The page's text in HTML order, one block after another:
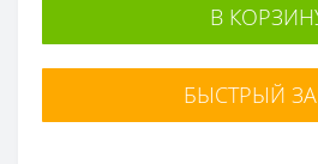
В
БЫСТРЫЙ